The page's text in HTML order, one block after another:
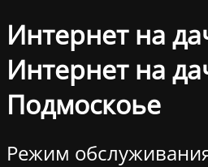
Интернет на
Интернет на
Подмоскоье
Режим